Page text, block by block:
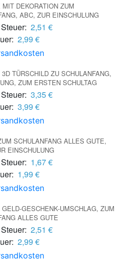
DEKORATION ZUM
ABC, ZUR EINSCHULUNG
2,51 €
2,99 €
TÜRSCHILD ZU SCHULANFANG, E
ZUM ERSTEN SCHULTAG
3,35 €
3,99 €
SCHULANFANG ALLES GUTE,
EINSCHULUNG
1,67 €
1,99 €
GESCHENK-UMSCHLAG, ZUM S
ALLES GUTE
2,51 €
2,99 €